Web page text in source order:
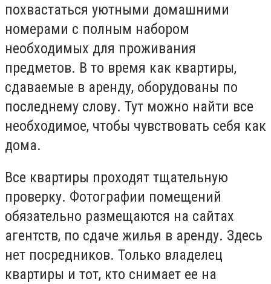
похвастаться уютными домашними
номерами с полным набором
необходимых для проживания
предметов. В то время как квартиры,
сдаваемые в аренду, оборудованы по
последнему слову. Тут можно найти все
необходимое, чтобы чувствовать себя как
дома.
Все квартиры проходят тщательную
проверку. Фотографии помещений
обязательно размещаются на сайтах
агентств, по сдаче жилья в аренду. Здесь
нет посредников. Только владелец
квартиры и тот, кто снимает ее на